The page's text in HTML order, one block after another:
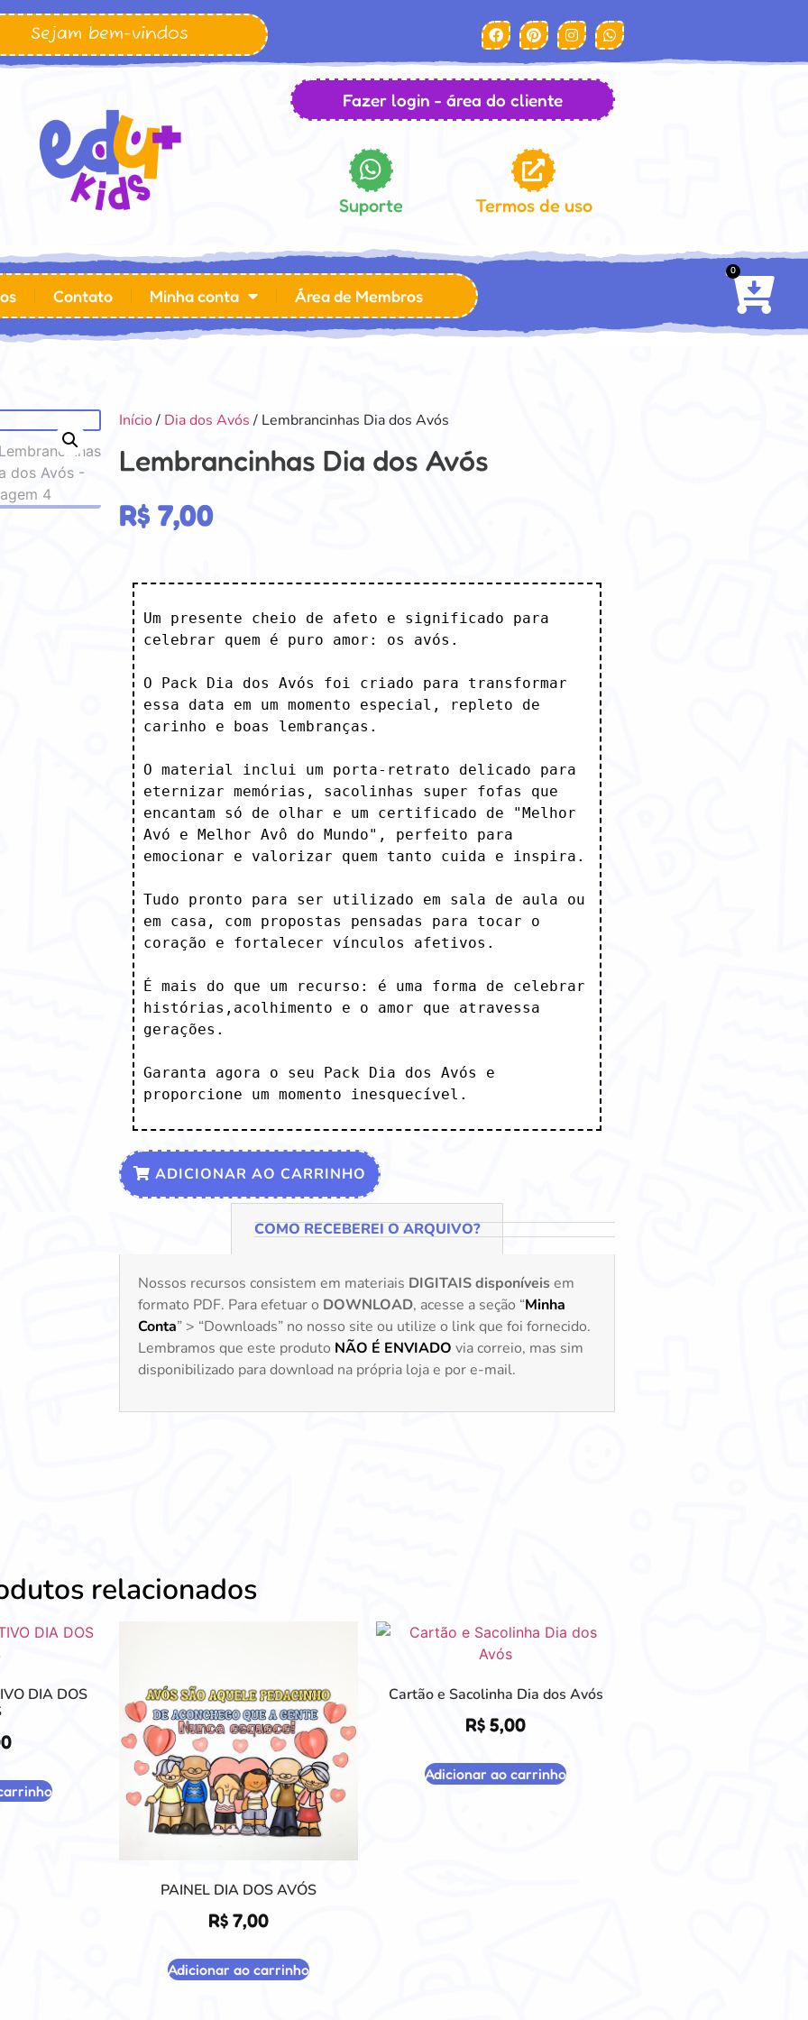
Sejam bem-vindos
Fazer login - área do cliente
Suporte Termos de uso
Contato Minha conta Área de Membros
0
Início/ Dia dos Avós/ Lembrancinhas Dia dos Avós
Lembrancinhas Dia dos Avós
R$ 7,00
Um presente cheio de afeto e significado para
celebrar quem é puro amor: os avós.
O Pack Dia dos Avós foi criado para transformar
essa data em um momento especial, repleto de
carinho e boas lembranças.
O material inclui um porta-retrato delicado para
eternizar memórias, sacolinhas super fofas que
encantam só de olhar e um certificado de "Melhor
Avó e Melhor Avô do Mundo", perfeito para
emocionar e valorizar quem tanto cuida e inspira.
Tudo pronto para ser utilizado em sala de aula ou
em casa, com propostas pensadas para tocar o
coração e fortalecer vínculos afetivos.
É mais do que um recurso: é uma forma de celebrar
histórias,acolhimento e o amor que atravessa
gerações.
Garanta agora o seu Pack Dia dos Avós e
proporcione um momento inesquecível.
ADICIONAR AO CARRINHO
COMO RECEBEREI O ARQUIVO?
Nossos recursos consistem em materiais DIGITAIS disponíveisem
formato PDF. Para efetuar o DOWNLOAD, acesse a seção “Minha
Conta” > “Downloads” no nosso site ou utilize o link que foi fornecido.
Lembramos que este produto NÃO É ENVIADO via correio, mas sim
disponibilizado para download na própria loja e por e-mail.
relacionados
DIA DOS
PAINEL DIA DOS AVÓS
R$ 7,00
Adicionar ao carrinho
Cartão e Sacolinha Dia dos Avós
R$ 5,00
Adicionar ao carrinho